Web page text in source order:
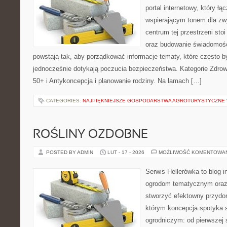
portal internetowy, który
wspierającym tonem dla
centrum tej przestrzeni
oraz budowanie
powstają tak, aby porządkować informacje tematy, które często
jednocześnie dotykają poczucia bezpieczeństwa. Kategorie
50+ i Antykoncepcja i planowanie rodziny. Na łamach […]
CATEGORIES: NAJPIĘKNIEJSZE GOSPODARSTWA AGROTURYSTYCZNE
ROŚLINY OZDOBNE
POSTED BY ADMIN LUT - 17 - 2026 MOŻLIWOŚĆ
Serwis Hellerówka to blog
ogrodom tematycznym
stworzyć efektowny
którym koncepcja spotyka
ogrodniczym: od